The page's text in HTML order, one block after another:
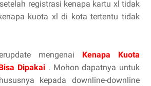
registrasi kenapa kartu xl tidak
kuota xl di kota tertentu tidak
mengenai Kenapa Kuota
Dipakai . Mohon dapatnya untuk
kepada downline-downline